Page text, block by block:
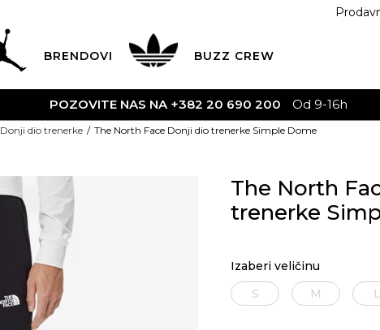
BRENDOVI BUZZ CREW
POZOVITE NAS NA +382 20 690 200 Od 9-16h
Donji dio trenerke The North Face Donji dio trenerke Simple Dome
The North
trenerke
Izaberi veličinu
S
M L